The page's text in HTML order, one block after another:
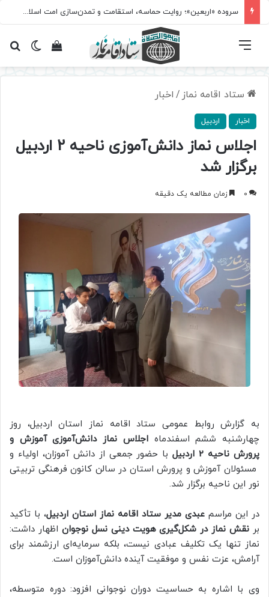
سروده‌ «اربعین»؛ روایت حماسه، استقامت و تمدن‌سازی امت اسلامی
تغییرمشاهده فهرست
ستاد اقامه نماز / اخبار
اخبار اردبیل
اجلاس نماز دانش‌آموزی ناحیه 2 اردبیل
برگزار شد
0 زمان مطالعه یک دقیقه
به گزارش روابط عمومی ستاد اقامه نماز استان اردبیل، روز
چهارشنبه ششم اسفندماهاجلاس نماز دانش‌آموزی آموزش و
پرورش ناحیه 2 اردبیل
با حضور جمعی از دانش آموزان، اولیاء و
مسئولان آموزش و پرورش استان در سالن کانون فرهنگی تربیتی
نور این ناحیه برگزار شد.
در این مراسم عبدی مدیر ستاد اقامه نماز استان اردبیل، با تأکید
بر نقش نماز در شکل‌گیری هویت دینی نسل نوجوان اظهار داشت:
نماز تنها یک تکلیف عبادی نیست، بلکه سرمایه‌ای ارزشمند برای
آرامش، عزت نفس و موفقیت آینده دانش‌آموزان است.
وی با اشاره به حساسیت دوران نوجوانی افزود: دوره متوسطه،